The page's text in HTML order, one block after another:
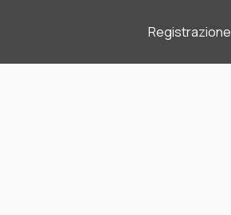
Registrazione